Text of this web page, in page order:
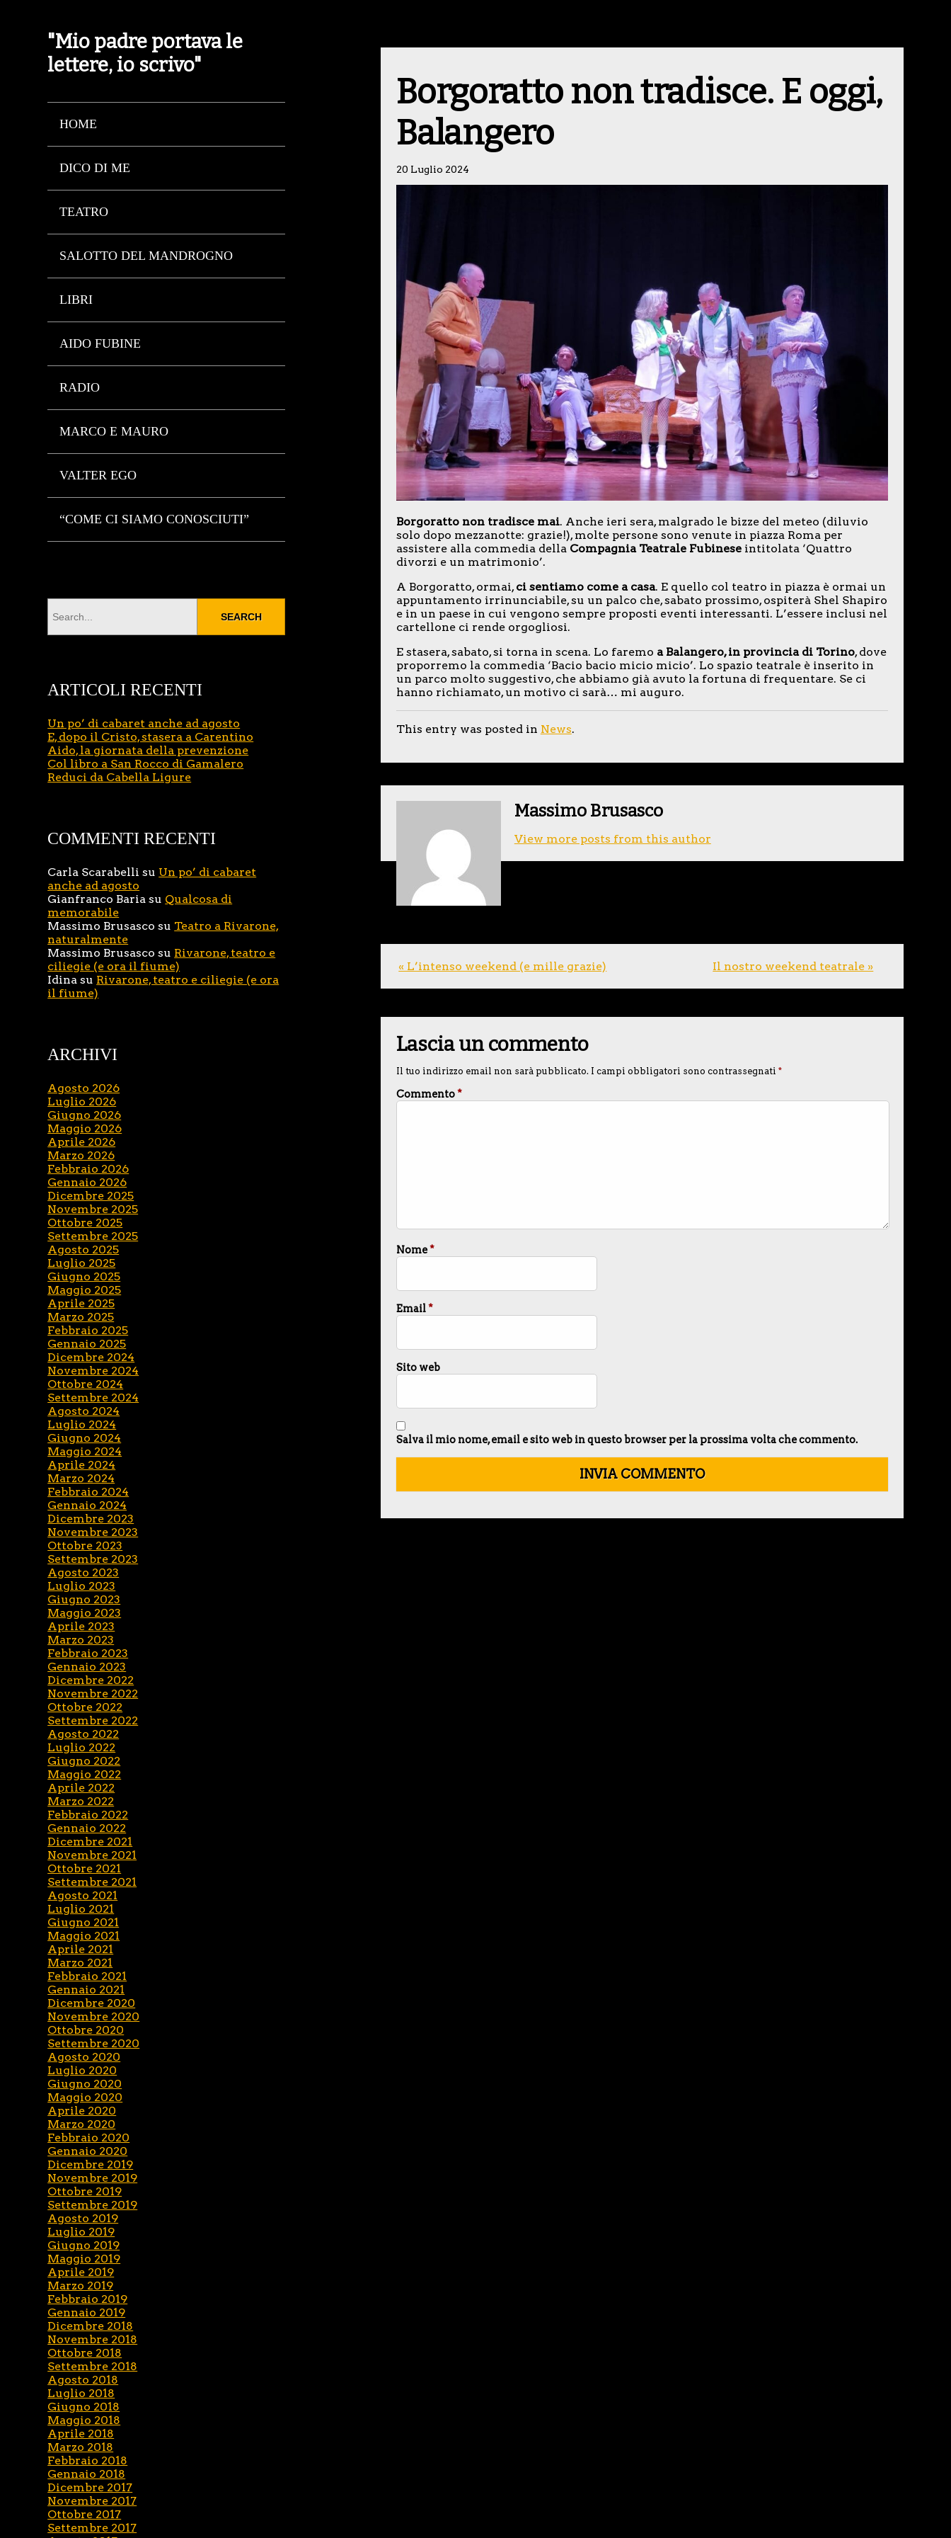
"Mio padre portava le
lettere, io scrivo"
HOME
DICO DI ME
TEATRO
SALOTTO DEL MANDROGNO
LIBRI
AIDO FUBINE
RADIO
MARCO E MAURO
VALTER EGO
“COME CI SIAMO CONOSCIUTI”
Borgoratto non tradisce. E oggi,
Balangero
20 Luglio 2024
Borgoratto non tradisce mai. Anche ieri sera, malgrado le bizze del meteo (diluvio
solo dopo mezzanotte: grazie!), molte persone sono venute in piazza Roma per
assistere alla commedia della Compagnia Teatrale Fubineseintitolata ‘Quattro
divorzi e un matrimonio’.
A Borgoratto, ormai,ci sentiamo come a casa. E quello col teatro in piazza è ormai un
appuntamento irrinunciabile, su un palco che, sabato prossimo, ospiterà Shel Shapiro
e in un paese in cui vengono sempre proposti eventi interessanti. L’essere inclusi nel
cartellone ci rende orgogliosi.
E stasera, sabato, si torna in scena. Lo faremo a Balangero, in provincia di Torino, dove
proporremo la commedia ‘Bacio bacio micio micio’. Lo spazio teatrale è inserito in
un parco molto suggestivo, che abbiamo già avuto la fortuna di frequentare. Se ci
hanno richiamato, un motivo ci sarà… mi auguro.
This entry was posted in News.
Massimo Brusasco
View more posts from this author
« L’intenso weekend (e mille grazie) Il nostro weekend teatrale »
Lascia un commento
Il tuo indirizzo email non sarà pubblicato. I campi obbligatori sono contrassegnati *
Commento*
Nome*
Email*
Sito web
Salva il mio nome, email e sito web in questo browser per la prossima volta che commento.
ARTICOLI RECENTI
Un po’ di cabaret anche ad agosto
E, dopo il Cristo, stasera a Carentino
Aido, la giornata della prevenzione
Col libro a San Rocco di Gamalero
Reduci da Cabella Ligure
COMMENTI RECENTI
Carla Scarabelli su Un po’ di cabaret
anche ad agosto
Gianfranco Baria su Qualcosa di
memorabile
Massimo Brusasco su Teatro a Rivarone,
naturalmente
Massimo Brusasco su Rivarone, teatro e
ciliegie (e ora il fiume)
Idina su Rivarone, teatro e ciliegie (e ora
il fiume)
ARCHIVI
Agosto 2026
Luglio 2026
Giugno 2026
Maggio 2026
Aprile 2026
Marzo 2026
Febbraio 2026
Gennaio 2026
Dicembre 2025
Novembre 2025
Ottobre 2025
Settembre 2025
Agosto 2025
Luglio 2025
Giugno 2025
Maggio 2025
Aprile 2025
Marzo 2025
Febbraio 2025
Gennaio 2025
Dicembre 2024
Novembre 2024
Ottobre 2024
Settembre 2024
Agosto 2024
Luglio 2024
Giugno 2024
Maggio 2024
Aprile 2024
Marzo 2024
Febbraio 2024
Gennaio 2024
Dicembre 2023
Novembre 2023
Ottobre 2023
Settembre 2023
Agosto 2023
Luglio 2023
Giugno 2023
Maggio 2023
Aprile 2023
Marzo 2023
Febbraio 2023
Gennaio 2023
Dicembre 2022
Novembre 2022
Ottobre 2022
Settembre 2022
Agosto 2022
Luglio 2022
Giugno 2022
Maggio 2022
Aprile 2022
Marzo 2022
Febbraio 2022
Gennaio 2022
Dicembre 2021
Novembre 2021
Ottobre 2021
Settembre 2021
Agosto 2021
Luglio 2021
Giugno 2021
Maggio 2021
Aprile 2021
Marzo 2021
Febbraio 2021
Gennaio 2021
Dicembre 2020
Novembre 2020
Ottobre 2020
Settembre 2020
Agosto 2020
Luglio 2020
Giugno 2020
Maggio 2020
Aprile 2020
Marzo 2020
Febbraio 2020
Gennaio 2020
Dicembre 2019
Novembre 2019
Ottobre 2019
Settembre 2019
Agosto 2019
Luglio 2019
Giugno 2019
Maggio 2019
Aprile 2019
Marzo 2019
Febbraio 2019
Gennaio 2019
Dicembre 2018
Novembre 2018
Ottobre 2018
Settembre 2018
Agosto 2018
Luglio 2018
Giugno 2018
Maggio 2018
Aprile 2018
Marzo 2018
Febbraio 2018
Gennaio 2018
Dicembre 2017
Novembre 2017
Ottobre 2017
Settembre 2017